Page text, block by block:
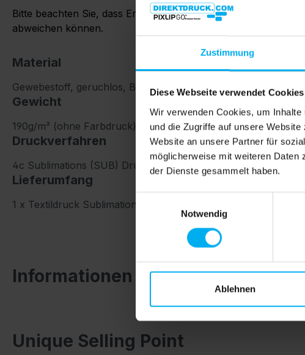
Zustimmung
Diese Webseite verwendet Cookies
Wir verwenden Cookies, um
und die Zugriffe auf unsere
Website an unsere Partner für
möglicherweise mit weiteren Daten
der Dienste gesammelt haben.
Notwendig
Ablehnen
Bitte beachten Sie, dass Ersatzdrucke am besten immer im
abweichen können.
Material
Gewebestoff, geruchlos, B1 Brandschutz
Gewicht
190g/m² (ohne Farbdruck)
Druckverfahren
4c Sublimations (SUB) Druck + 12mm Flachkeder Silikon
Lieferumfang
1 x Textildruck Sublimation, einseitig individuell bedruckt
Informationen zum SUB-Druck:
Unique Selling Point